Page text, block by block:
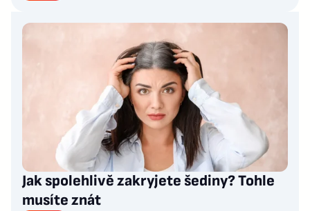
Jak spolehlivě zakryjete šediny? Tohle
musíte znát